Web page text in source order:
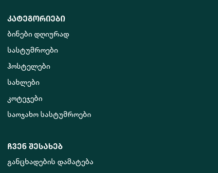
კატეგორიები
ბინები დღიურად
სასტუმროები
ჰოსტელები
სახლები
კოტეჯები
საოჯახო სასტუმროები
ჩვენ შესახებ
განცხადების დამატება